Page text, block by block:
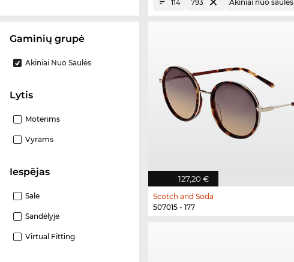
Gaminių grupė
Akiniai Nuo Saulės
Lytis
Moterims
Vyrams
Iespējas
Sale
Sandėlyje
Virtual Fitting
114 793 Akiniai nuo saulės
127,20 €
Scotch and Soda
507015 - 177